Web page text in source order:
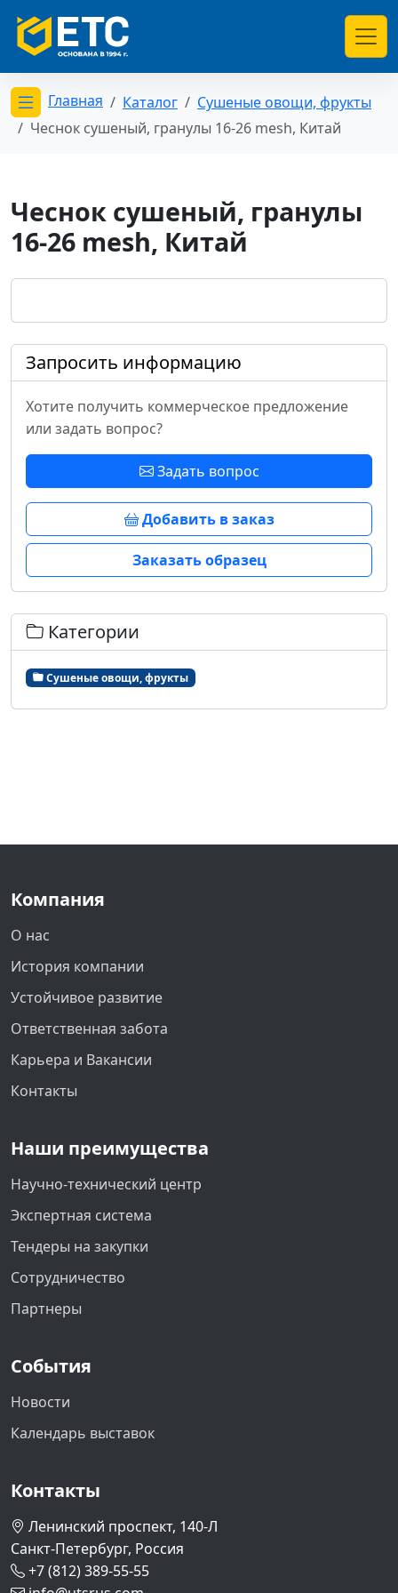
Открыть меню категорий
Главная Каталог
Сушеные овощи, фрукты
Чеснок сушеный, гранулы 16-26 mesh, Китай
Чеснок сушеный, гранулы
16-26 mesh, Китай
Запросить информацию
Хотите получить коммерческое предложение
или задать вопрос?
Задать вопрос
Добавить в заказ
Заказать образец
Категории
Сушеные овощи, фрукты
Компания
О нас
История компании
Устойчивое развитие
Ответственная забота
Карьера и Вакансии
Контакты
Наши преимущества
Научно-технический центр
Экспертная система
Тендеры на закупки
Сотрудничество
Партнеры
События
Новости
Календарь выставок
Контакты
Ленинский проспект, 140-Л
Санкт-Петербург, Россия
+7 (812) 389-55-55